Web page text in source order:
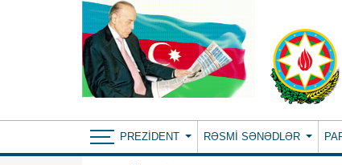
PREZIDENT RƏSMI SƏNƏDLƏR